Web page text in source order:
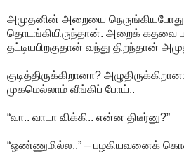
அமுதனின் அறையை
தொடங்கியிருந்தான். அறைக் கதவை
தட்டியபிறகுதான் வந்து திறந்தான்
குடித்திருக்கிறானா?
முகமெல்லாம் வீங்கிப் போய்..
“வா.. வாடா விக்கி.. என்ன திடீர்னு?”
“ஒண்ணுமில்ல..” – பழகியவனைக்